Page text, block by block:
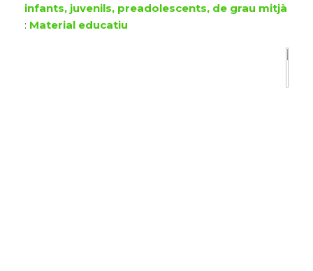
infants, juvenils, preadolescents, de grau mitjà
: Material educatiu